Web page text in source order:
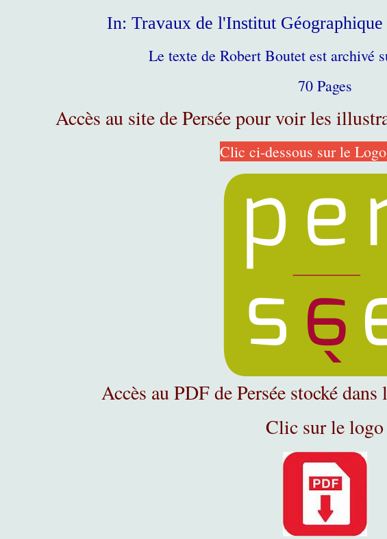
In: Travaux de l'Institut Géographique
Le texte de Robert Boutet est archivé
70 Pages
Accès au site de Persée pour voir les
Clic ci-dessous sur le Logo
Accès au PDF de Persée stocké
Clic sur le logo